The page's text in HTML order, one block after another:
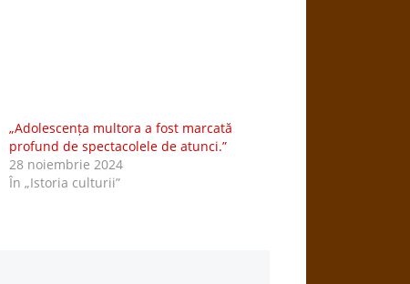
„Adolescența multora a fost marcată
profund de spectacolele de atunci.”
28 noiembrie 2024
În „Istoria culturii”